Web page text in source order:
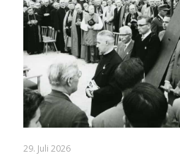
29. Juli 2026